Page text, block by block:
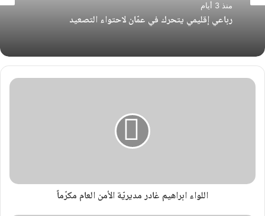
منذ 3 أيام
رباعي إقليمي يتحرك في عمّان لاحتواء التصعيد
اللواء ابراهيم غادر مديريّة الأمن العام مكرّماً